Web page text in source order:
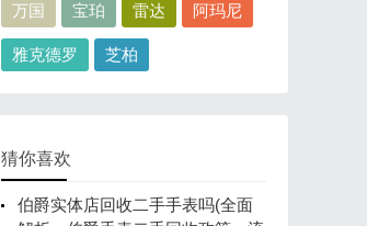
万国 宝珀 雷达 阿玛尼
雅克德罗 芝柏
猜你喜欢
伯爵实体店回收二手手表吗(全面